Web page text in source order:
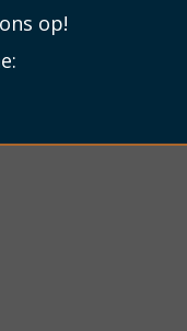
op!